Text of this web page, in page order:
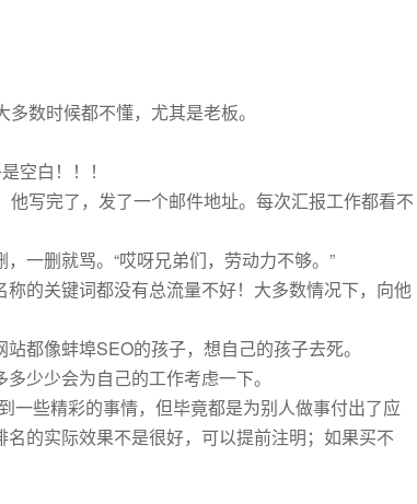
数时候都不懂，尤其是老板。
空白！！！
写完了，发了一个邮件地址。每次汇报工作都看不
一删就骂。“哎呀兄弟们，劳动力不够。”
的关键词都没有总流量不好！大多数情况下，向他
都像蚌埠SEO的孩子，想自己的孩子去死。
少少会为自己的工作考虑一下。
一些精彩的事情，但毕竟都是为别人做事付出了应
的实际效果不是很好，可以提前注明；如果买不